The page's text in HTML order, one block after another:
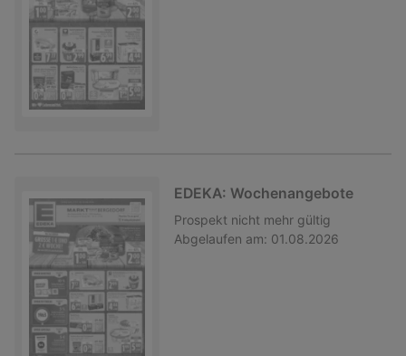
EDEKA: Wochenangebote
Prospekt nicht mehr gültig
Abgelaufen am: 01.08.2026